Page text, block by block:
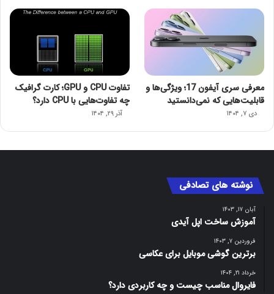
معرفی سری آیفون 17؛ ویژگی‌ها و
قابلیت‌هایی که نمی‌دانستید
دی ۷, ۱۴۰۴
تفاوت CPU و GPU؛ کارت گرافیک
چه تفاوت‌هایی با CPU دارد؟
آذر ۲۹, ۱۴۰۴
نوشته های تصادفی
آبان ۱۷, ۱۴۰۳
آموزش ساخت اپل آیدی
فروردین ۷, ۱۴۰۳
برترین گوشی موبایل برای عکاسی
خرداد ۲۱, ۱۴۰۴
فایروال مناسب چیست و چه کاربردی دارد؟